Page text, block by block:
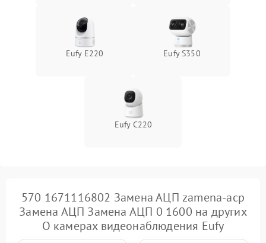
Eufy E220 Eufy S350
Eufy C220
570 1671116802 Замена АЦП zamena-acp
Замена АЦП Замена АЦП 0 1600 на других
О камерах видеонаблюдения Eufy